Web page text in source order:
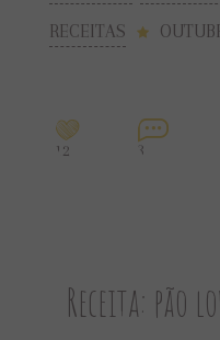
RECEITAS
12 3
Receita: pão